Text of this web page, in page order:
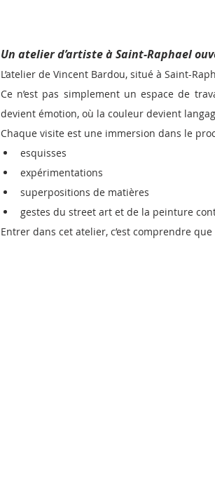
Un atelier d’artiste à Saint-Raphael
L’atelier de Vincent Bardou, situé à Saint-
Ce n’est pas simplement un espace de
devient émotion, où la couleur devient
Chaque visite est une immersion dans le
esquisses
expérimentations
superpositions de matières
gestes du street art et de la peinture
Entrer dans cet atelier, c’est comprendre